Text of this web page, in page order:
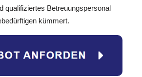
qualifiziertes Betreuungspersonal
kümmert.